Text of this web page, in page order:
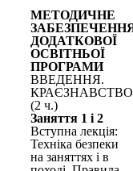
МЕТОДИЧНЕ
ДОДАТКОВОЇ
ОСВІТНЬОЇ
ПРОГРАМИ
ВВЕДЕННЯ.
КРАЄЗНАВСТВО
(2 ч.)
Заняття 1 і 2
Вступна лекція:
Техніка безпеки
на заняттях і в